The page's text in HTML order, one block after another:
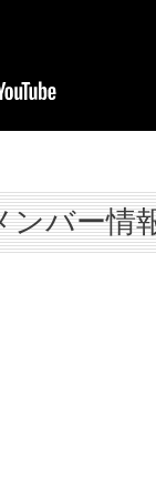
ンバー情